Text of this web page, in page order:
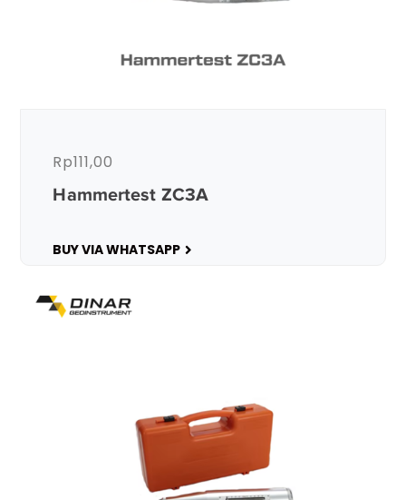
Hammertest ZC3A
Rp111,00
BUY VIA WHATSAPP